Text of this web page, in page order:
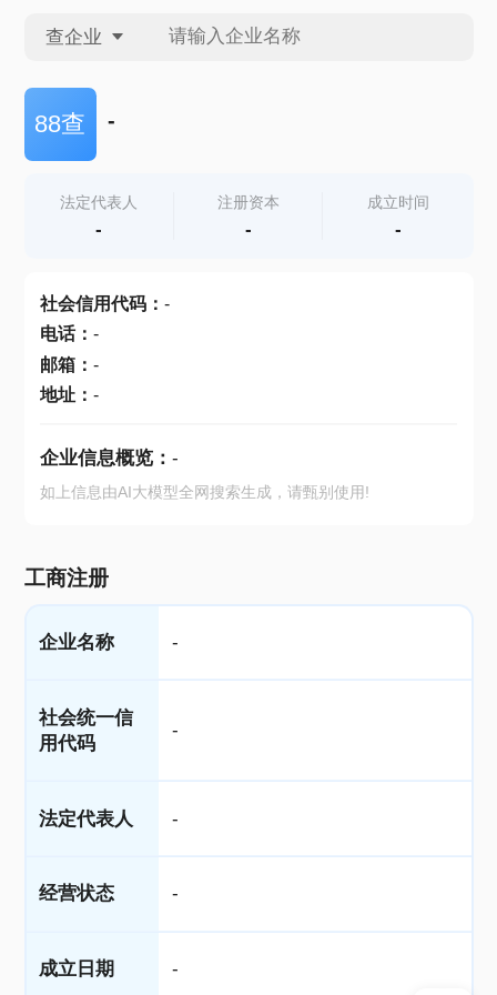
查企业
查企业
查产地
88查 -
法定代表人
-
注册资本
-
成立时间
-
社会信用代码： -
电话： -
邮箱： -
地址： -
企业信息概览： -
如上信息由AI大模型全网搜索生成，请甄别使用!
工商注册
企业名称 -
社会统一信
用代码
-
法定代表人 -
经营状态 -
成立日期 -